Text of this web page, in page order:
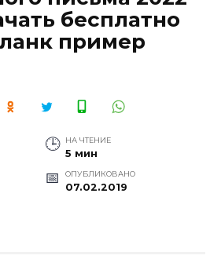
бесплатно
пример
НА ЧТЕНИЕ
5 мин
ОПУБЛИКОВАНО
07.02.2019